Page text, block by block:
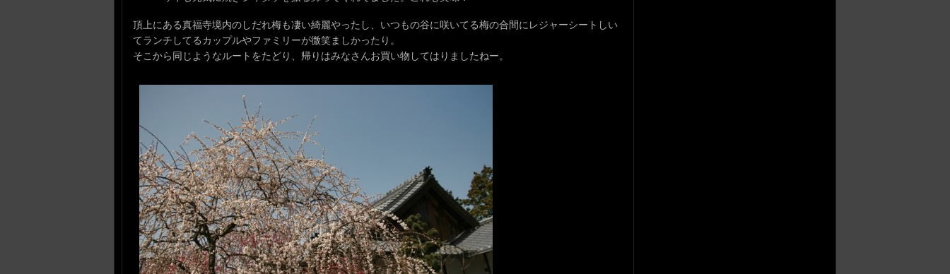
頂上にある真福寺境内のしだれ梅も凄い綺麗やったし、いつもの谷に咲いてる梅の合間にレジャーシートしい
てランチしてるカップルやファミリーが微笑ましかったり。
そこから同じようなルートをたどり、帰りはみなさんお買い物してはりましたねー。